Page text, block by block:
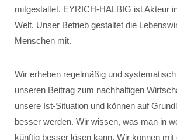
mitgestaltet. EYRICH-HALBIG ist Akteur
Welt. Unser Betrieb gestaltet die
Menschen mit.
Wir erheben regelmäßig und
unseren Beitrag zum nachhaltigen
unsere Ist-Situation und können auf
besser werden. Wir wissen, was man in
künftig besser lösen kann. Wir können mit